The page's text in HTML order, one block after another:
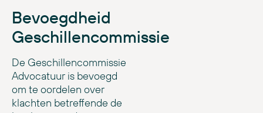
Bevoegdheid
Geschillencommissie
De Geschillencommissie
Advocatuur is bevoegd
om te oordelen over
klachten betreffende de